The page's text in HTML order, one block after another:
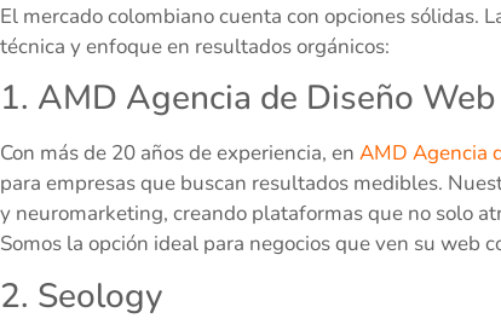
El mercado colombiano cuenta con opciones sólidas.
técnica y enfoque en resultados orgánicos:
1. AMD Agencia de Diseño Web
Con más de 20 años de experiencia, en AMD Agencia
para empresas que buscan resultados medibles.
y neuromarketing, creando plataformas que no solo
Somos la opción ideal para negocios que ven su web
2. Seology